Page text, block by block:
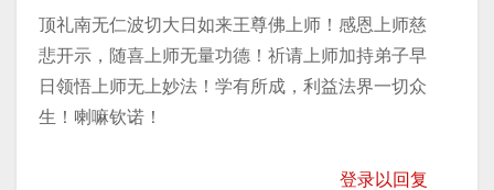
顶礼南无仁波切大日如来王尊佛上师！感恩上师慈
悲开示，随喜上师无量功德！祈请上师加持弟子早
日领悟上师无上妙法！学有所成，利益法界一切众
生！喇嘛钦诺！
登录以回复